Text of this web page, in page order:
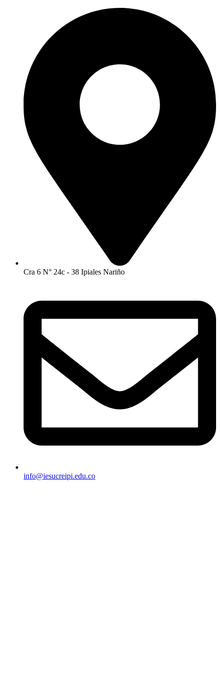
Cra 6 N° 24c - 38 Ipiales Nariño
info@iesucreipi.edu.co